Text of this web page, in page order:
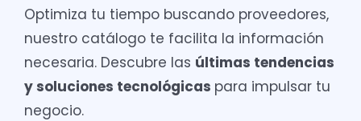
Optimiza tu tiempo buscando proveedores,
nuestro catálogo te facilita la información
necesaria. Descubre las últimas tendencias
y soluciones tecnológicas para impulsar tu
negocio.